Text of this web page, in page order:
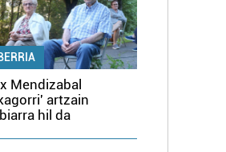
Mendizabal
artzain
hil da